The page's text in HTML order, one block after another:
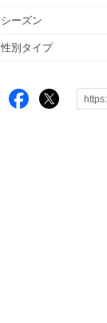
シーズン
性別タイプ